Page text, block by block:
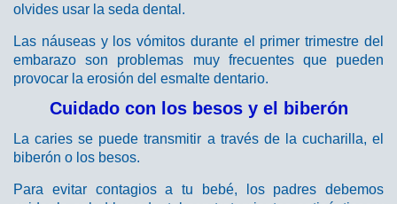
olvides usar la seda dental.
Las náuseas y los vómitos durante el primer trimestre del
embarazo son problemas muy frecuentes que pueden
provocar la erosión del esmalte dentario.
Cuidado con los besos y el biberón
La caries se puede transmitir a través de la cucharilla, el
biberón o los besos.
Para evitar contagios a tu bebé, los padres debemos